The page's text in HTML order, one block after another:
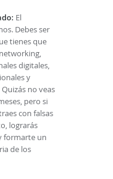
El
Debes ser
tienes que
digitales,
y
no veas
pero si
con falsas
lograrás
formarte un
de los